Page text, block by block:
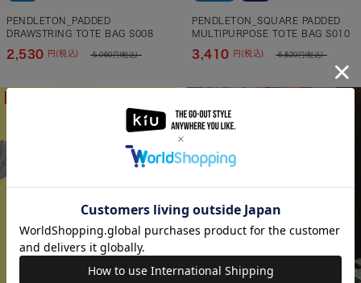
PENDLETON_PADDED
DRAWSTRING TOTE BAG S008
2,530 円(税込) 5,060円(税込)
PENDLETON_SQUARE PADDED
MULTIPURPOSE TOTE BAG S010
3,410 円(税込) 6,820円(税込)